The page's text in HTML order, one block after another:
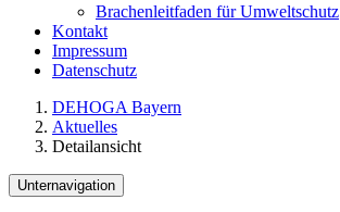
Brachenleitfaden für Umweltschutz
Kontakt
Impressum
Datenschutz
DEHOGA Bayern
Aktuelles
Detailansicht
Unternavigation